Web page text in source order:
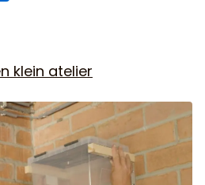
klein atelier